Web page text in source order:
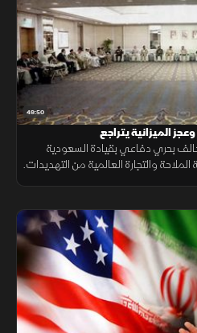
49:50
الميزانية يتراجع
بحري دفاعي بقيادة السعودية
الملاحة والتجارة العالمية من التهديدات.